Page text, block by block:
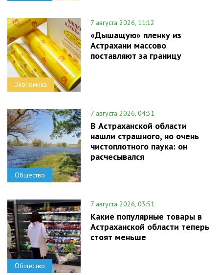
Экономика
7 августа 2026, 11:12
«Дышащую» пленку из
Астрахани массово
поставляют за границу
Общество
7 августа 2026, 04:31
В Астраханской области
нашли страшного, но очень
чистоплотного паука: он
расчесывался
Общество
7 августа 2026, 03:51
Какие популярные товары в
Астраханской области теперь
стоят меньше